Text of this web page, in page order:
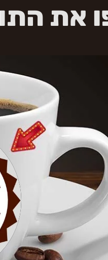
את